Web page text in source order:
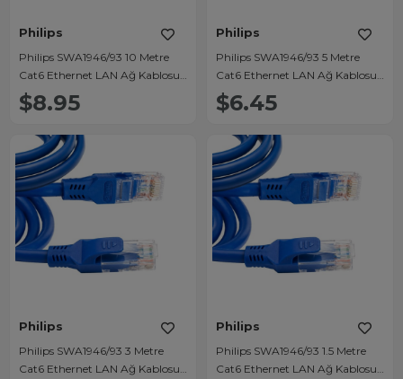
Philips
Philips SWA1946/93 10 Metre
Cat6 Ethernet LAN Ağ Kablosu
Gigabit 1000Mbps
$8.95
Philips
Philips SWA1946/93 5 Metre
Cat6 Ethernet LAN Ağ Kablosu
Gigabit 1000Mbps
$6.45
Philips
Philips SWA1946/93 3 Metre
Cat6 Ethernet LAN Ağ Kablosu
Philips
Philips SWA1946/93 1.5 Metre
Cat6 Ethernet LAN Ağ Kablosu